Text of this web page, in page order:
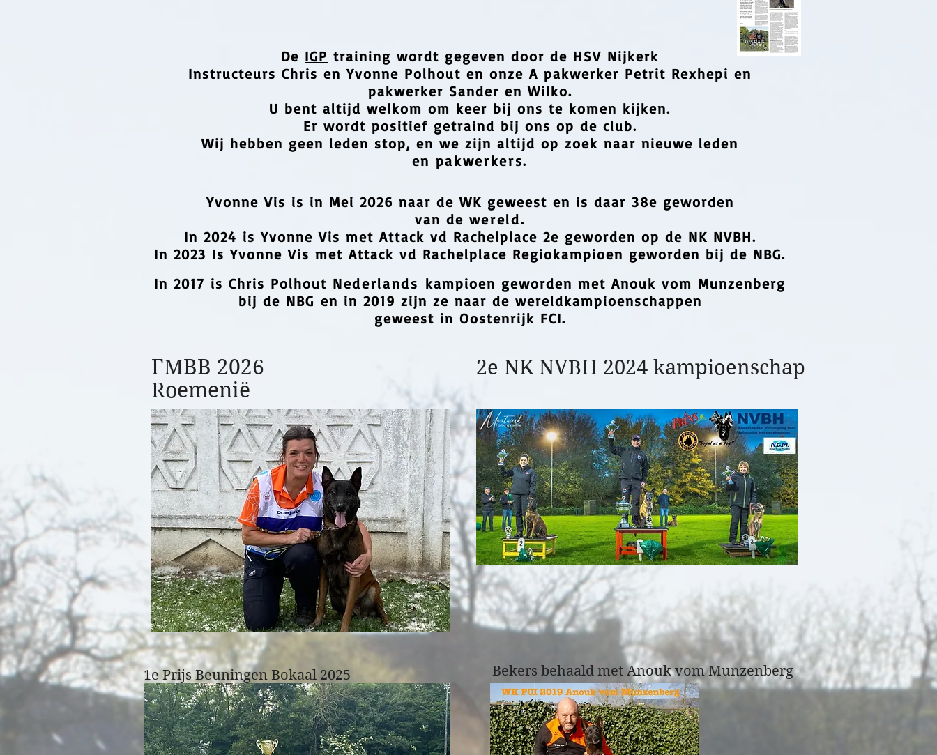
De IGP training wordt gegeven door de HSV Nijkerk
Instructeurs Chris en Yvonne Polhout en onze A pakwerker Petrit Rexhepi en
pakwerker Sander en Wilko.
U bent altijd welkom om keer bij ons te komen kijken.
Er wordt positief getraind bij ons op de club.
Wij hebben geen leden stop, en we zijn altijd op zoek naar nieuwe leden
en pakwerkers.
Yvonne Vis is in Mei 2026 naar de WK geweest en is daar 38e geworden
van de wereld.
In 2024 is Yvonne Vis met Attack vd Rachelplace 2e geworden op de NK NVBH.
In 2023 Is Yvonne Vis met Attack vd Rachelplace Regiokampioen geworden bij de NBG.
In 2017 is Chris Polhout Nederlands kampioen geworden met Anouk vom Munzenberg
bij de NBG en in 2019 zijn ze naar de wereldkampioenschappen
geweest in Oostenrijk FCI.
FMBB 2026
Roemenië
2e NK NVBH 2024 kampioenschap
1e Prijs Beuningen Bokaal 2025 Bekers behaald met Anouk vom Munzenberg